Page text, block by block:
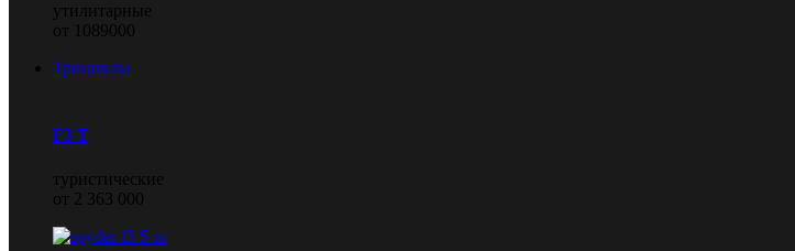
утилитарные
от 1089000
Трициклы
F3 T
туристические
от 2 363 000